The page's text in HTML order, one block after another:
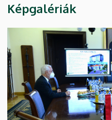
Képgalériák